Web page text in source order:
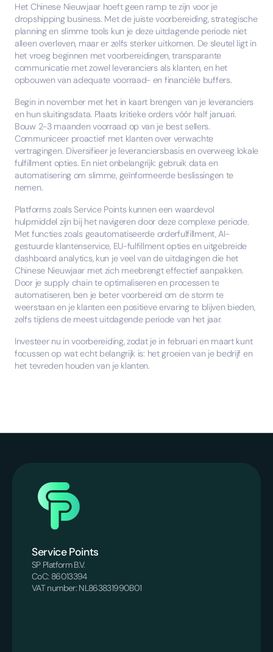
Het Chinese Nieuwjaar hoeft geen ramp te zijn voor je
dropshipping business. Met de juiste voorbereiding, strategische
planning en slimme tools kun je deze uitdagende periode niet
alleen overleven, maar er zelfs sterker uitkomen. De sleutel ligt in
het vroeg beginnen met voorbereidingen, transparante
communicatie met zowel leveranciers als klanten, en het
opbouwen van adequate voorraad- en financiële buffers.
Begin in november met het in kaart brengen van je leveranciers
en hun sluitingsdata. Plaats kritieke orders vóór half januari.
Bouw 2-3 maanden voorraad op van je best sellers.
Communiceer proactief met klanten over verwachte
vertragingen. Diversifieer je leveranciersbasis en overweeg lokale
fulfillment opties. En niet onbelangrijk: gebruik data en
automatisering om slimme, geïnformeerde beslissingen te
nemen.
Platforms zoals Service Points kunnen een waardevol
hulpmiddel zijn bij het navigeren door deze complexe periode.
Met functies zoals geautomatiseerde orderfulfillment, AI-
gestuurde klantenservice, EU-fulfillment opties en uitgebreide
dashboard analytics, kun je veel van de uitdagingen die het
Chinese Nieuwjaar met zich meebrengt effectief aanpakken.
Door je supply chain te optimaliseren en processen te
automatiseren, ben je beter voorbereid om de storm te
weerstaan en je klanten een positieve ervaring te blijven bieden,
zelfs tijdens de meest uitdagende periode van het jaar.
Investeer nu in voorbereiding, zodat je in februari en maart kunt
focussen op wat echt belangrijk is: het groeien van je bedrijf en
het tevreden houden van je klanten.
Service Points
SP Platform B.V.
CoC: 86013394
VAT number: NL863831990B01